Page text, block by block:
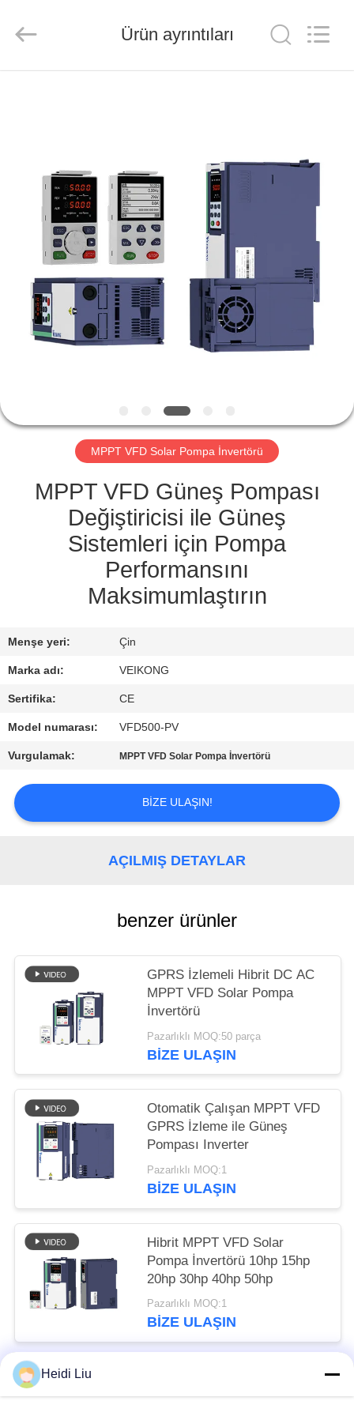
HAKKIMIZDA
FABRIKA
TURU
KALITE
BIZIMLE
ILETIŞIME
HABERLER
SITE
HARITASI
GIZLILIK
POLITIKASI
Ltd..
Ürün ayrıntıları
MPPT VFD Solar Pompa İnvertörü
MPPT VFD Güneş Pompası
Değiştiricisi ile Güneş
Sistemleri için Pompa
Performansını
Maksimumlaştırın
Menşe yeri: Çin
Marka adı: VEIKONG
Sertifika: CE
Model numarası: VFD500-PV
Vurgulamak: MPPT VFD Solar Pompa İnvertörü
BIZE ULAŞIN!
AÇILMIŞ DETAYLAR
benzer ürünler
GPRS İzlemeli Hibrit DC AC
MPPT VFD Solar Pompa
İnvertörü
Pazarlıklı MOQ:50 parça
BIZE ULAŞIN
Otomatik Çalışan MPPT VFD
GPRS İzleme ile Güneş
Pompası Inverter
Pazarlıklı MOQ:1
BIZE ULAŞIN
Hibrit MPPT VFD Solar
Pompa İnvertörü 10hp 15hp
20hp 30hp 40hp 50hp
Pazarlıklı MOQ:1
BIZE ULAŞIN
Popüler Kategoriler
Heidi Liu